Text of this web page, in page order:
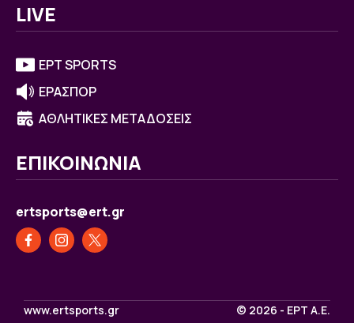
LIVE
ΕΡΤ SPORTS
ΕΡΑΣΠΟΡ
ΑΘΛΗΤΙΚΕΣ ΜΕΤΑΔΟΣΕΙΣ
ΕΠΙΚΟΙΝΩΝΙΑ
ertsports@ert.gr
www.ertsports.gr © 2026 - ΕΡΤ Α.Ε.